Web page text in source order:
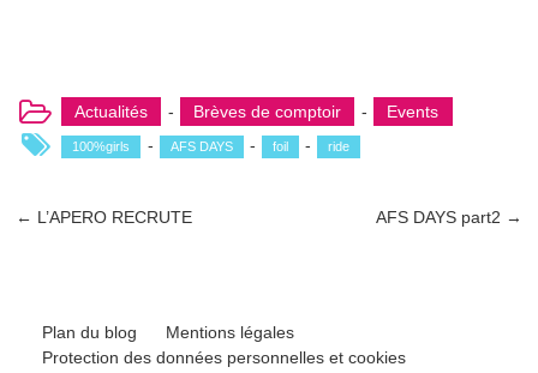
Actualités - Brèves de comptoir - Events
100%girls - AFS DAYS - foil - ride
← L’APERO RECRUTE AFS DAYS part2 →
Plan du blog
Mentions légales
Protection des données personnelles et cookies